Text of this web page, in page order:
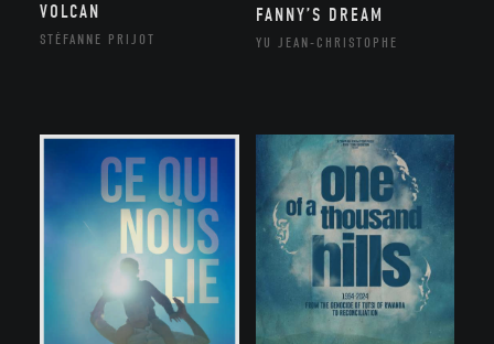
VOLCAN
STÉFANNE PRIJOT
FANNY’S DREAM
YU JEAN-CHRISTOPHE